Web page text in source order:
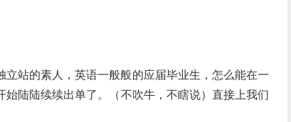
站的素人，英语一般般的应届毕业生，怎么能在一
陆陆续续出单了。（不吹牛，不瞎说）直接上我们